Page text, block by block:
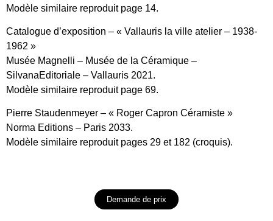
Modèle similaire reproduit page 14.
Catalogue d’exposition – « Vallauris la ville atelier – 1938-
1962 »
Musée Magnelli – Musée de la Céramique –
SilvanaEditoriale – Vallauris 2021.
Modèle similaire reproduit page 69.
Pierre Staudenmeyer – « Roger Capron Céramiste »
Norma Editions – Paris 2033.
Modèle similaire reproduit pages 29 et 182 (croquis).
Demande de prix